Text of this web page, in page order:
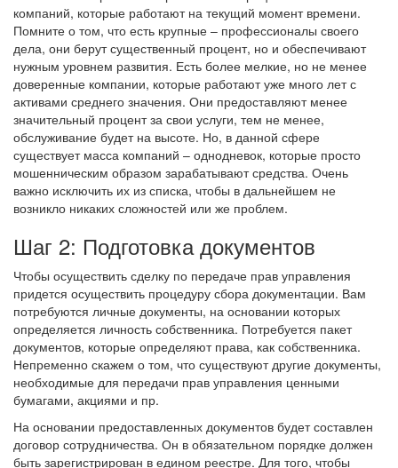
компаний, которые работают на текущий момент времени.
Помните о том, что есть крупные – профессионалы своего
дела, они берут существенный процент, но и обеспечивают
нужным уровнем развития. Есть более мелкие, но не менее
доверенные компании, которые работают уже много лет с
активами среднего значения. Они предоставляют менее
значительный процент за свои услуги, тем не менее,
обслуживание будет на высоте. Но, в данной сфере
существует масса компаний – однодневок, которые просто
мошенническим образом зарабатывают средства. Очень
важно исключить их из списка, чтобы в дальнейшем не
возникло никаких сложностей или же проблем.
Шаг 2: Подготовка документов
Чтобы осуществить сделку по передаче прав управления
придется осуществить процедуру сбора документации. Вам
потребуются личные документы, на основании которых
определяется личность собственника. Потребуется пакет
документов, которые определяют права, как собственника.
Непременно скажем о том, что существуют другие документы,
необходимые для передачи прав управления ценными
бумагами, акциями и пр.
На основании предоставленных документов будет составлен
договор сотрудничества. Он в обязательном порядке должен
быть зарегистрирован в едином реестре. Для того, чтобы